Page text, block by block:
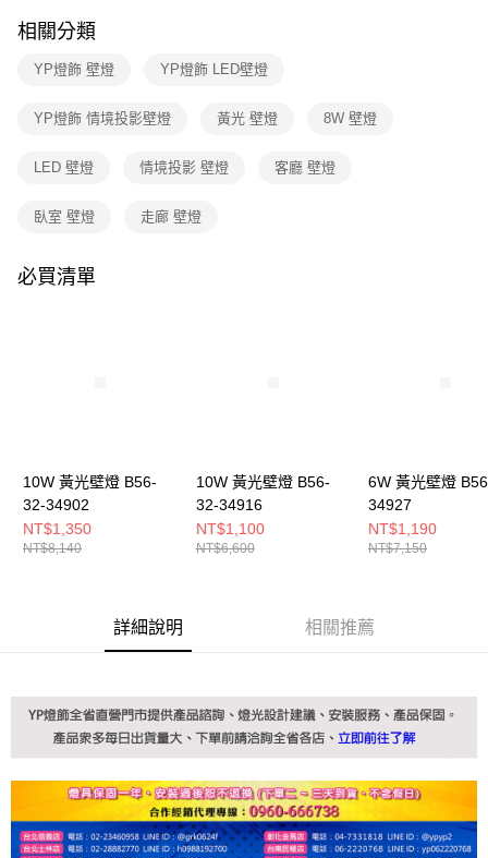
１．於結帳方式選擇「AFTEE先享後付」後，將跳轉至「AFTEE先享後付」
２．訂單成立數日內，您將收到繳費通知簡訊。
３．收到繳費通知簡訊後14天內，點擊此簡訊中的連結，可透過四大超商／
※ 請注意：結帳手續完成當下不需立刻繳費，但若您需要取消訂單，請聯絡
後付繳納相關費用。
※ 交易是否成功請以「AFTEE先享後付 」之結帳頁面顯示為準，若有關於
客戶支援中心」
４．使用「AFTEE先享後付」時，將依據個別帳號之用戶狀況，依本公司即
時審查核予不同之上限額度；若仍有額度不足之情形，本公司將視審查結果
請求用戶進行身份認證。
５．嚴禁一人註冊多個帳號或使用他人資訊註冊。若發現惡意使用之情形，
新竹貨運宅配
相關分類
YP燈飾 壁燈 YP燈飾 LED壁燈
YP燈飾 情境投影壁燈 黃光 壁燈 8W 壁燈
LED 壁燈 情境投影 壁燈 客廳 壁燈
臥室 壁燈 走廊 壁燈
必買清單
10W 黃光壁燈 B56-
32-34902
NT$1,350
NT$8,140
10W 黃光壁燈 B56-
32-34916
NT$1,100
NT$6,600
6W 黃光壁燈
34927
NT$1,190
NT$7,150
詳細說明 相關推薦